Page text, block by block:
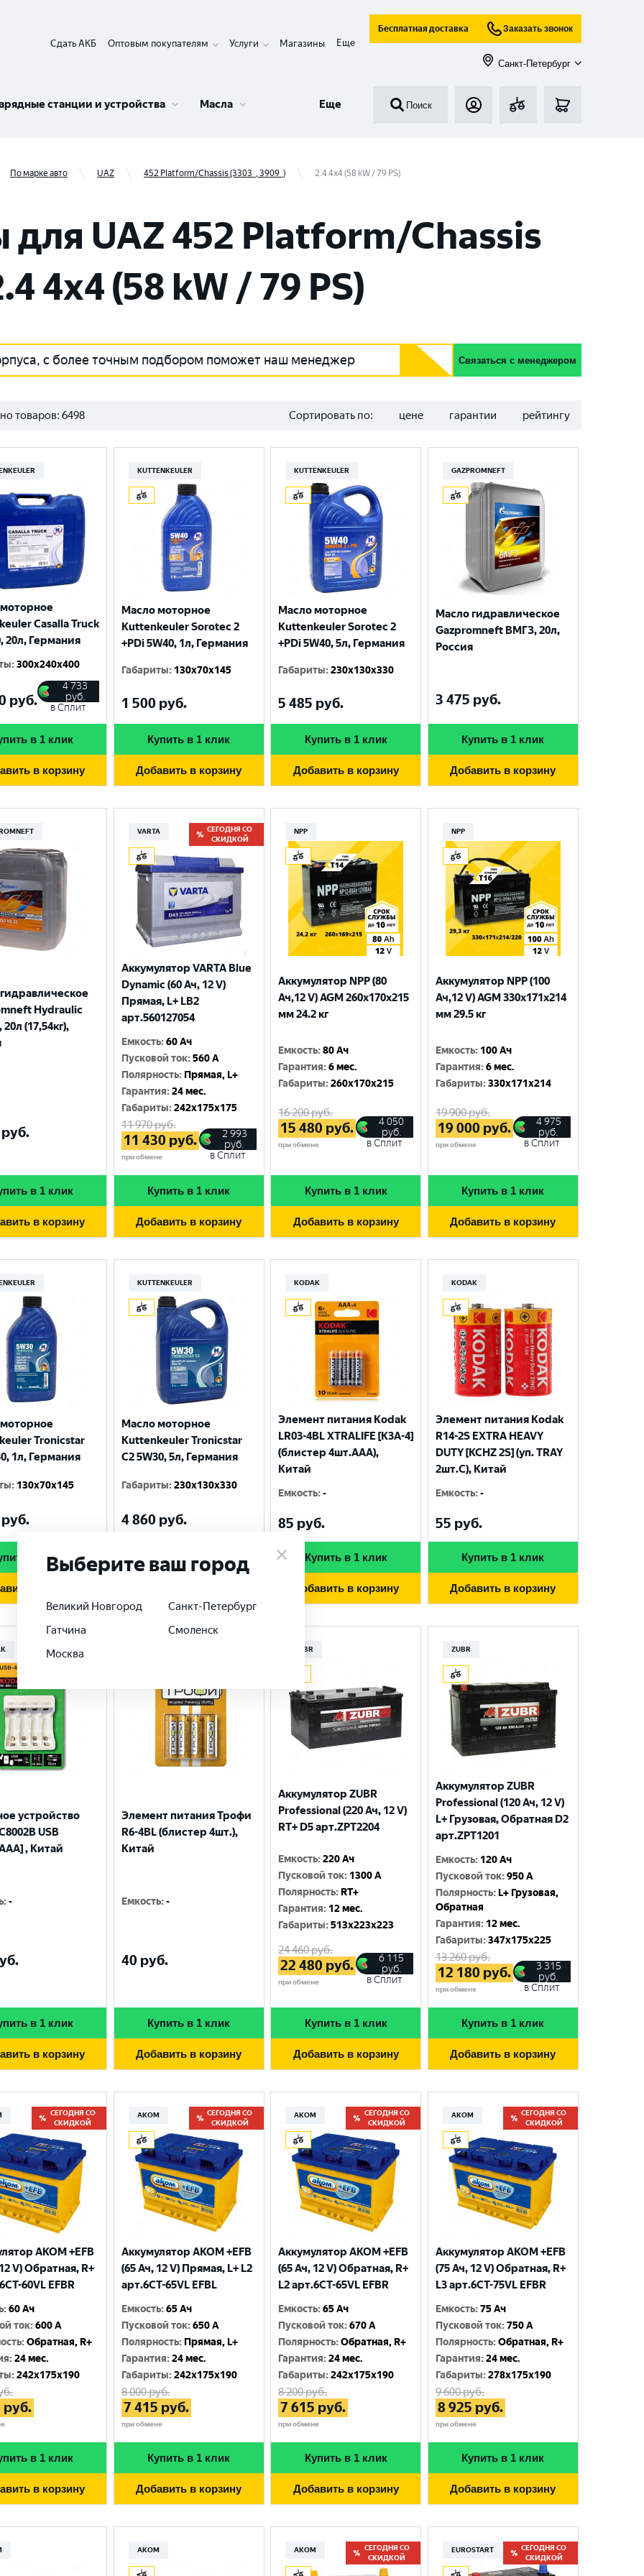
Сдать АКБ Оптовым покупателям Услуги Магазины Еще
Бесплатная доставка Заказать звонок
Санкт-Петербург
станции и устройства Масла Еще Поиск
По марке авто UAZ 452 Platform/Chassis (3303_, 3909_) 2.4 4x4 (58 kW / 79 PS)
UAZ 452 Platform/Chassis
4x4 (58 kW / 79 PS)
с более точным подбором поможет наш менеджер Связаться с менеджером
товаров: 6498 Сортировать по: цене гарантии рейтингу
Casalla Truck
20л, Германия
:300x240x400
руб.
4 733
руб.
в Сплит
в 1 клик
в корзину
KUTTENKEULER
Масло моторное
Kuttenkeuler Sorotec 2
+PDi 5W40, 1л, Германия
Габариты: 130x70x145
1 500 руб.
Купить в 1 клик
Добавить в корзину
KUTTENKEULER
Масло моторное
Kuttenkeuler Sorotec 2
+PDi 5W40, 5л, Германия
Габариты:230x130x330
5 485 руб.
Купить в 1 клик
Добавить в корзину
GAZPROMNEFT
Масло гидравлическое
Gazpromneft ВМГЗ, 20л,
Россия
3 475 руб.
Купить в 1 клик
Добавить в корзину
Hydraulic
20л (17,54кг),
руб.
в 1 клик
в корзину
VARTA
СЕГОДНЯ СО
СКИДКОЙ
Аккумулятор VARTA Blue
Dynamic (60 Ач, 12 V)
Прямая, L+ LB2
арт.560127054
Емкость:60 Ач
Пусковой ток:560 A
Полярность: Прямая, L+
Гарантия:24 мес.
Габариты:242x175x175
11 970руб.
11 430 руб.
при обмене
2 993
руб.
в Сплит
Купить в 1 клик
Добавить в корзину
NPP
Аккумулятор NPP (80
Ач,12 V) AGM 260x170x215
мм 24.2 кг
Емкость:80 Ач
Гарантия:6 мес.
Габариты:260x170x215
16 200руб.
15 480 руб.
при обмене
4 050
руб.
в Сплит
Купить в 1 клик
Добавить в корзину
NPP
Аккумулятор NPP (100
Ач,12 V) AGM 330x171x214
мм 29.5 кг
Емкость: 100 Ач
Гарантия:6 мес.
Габариты:330x171x214
19 900руб.
19 000 руб.
при обмене
4 975
руб.
в Сплит
Купить в 1 клик
Добавить в корзину
Tronicstar
1л, Германия
: 130x70x145
руб.
в 1 клик
в корзину
KUTTENKEULER
Масло моторное
Kuttenkeuler Tronicstar
C2 5W30, 5л, Германия
Габариты:230x130x330
4 860 руб.
KODAK
Элемент питания Kodak
LR03-4BL XTRALIFE [K3A-4]
(блистер 4шт.AАА),
Китай
Емкость:-
85 руб.
Купить в 1 клик
Добавить в корзину
KODAK
Элемент питания Kodak
R14-2S EXTRA HEAVY
DUTY [KCHZ 2S] (уп. TRAY
2шт.C), Китай
Емкость:-
55 руб.
Купить в 1 клик
Добавить в корзину
устройство
USB
, Китай
:-
в 1 клик
в корзину
Элемент питания Трофи
R6-4BL (блистер 4шт.),
Китай
Емкость:-
40 руб.
Купить в 1 клик
Добавить в корзину
ZUBR
Аккумулятор ZUBR
Professional (220 Ач, 12 V)
RT+ D5 арт.ZPT2204
Емкость:220 Ач
Пусковой ток: 1300 A
Полярность: RT+
Гарантия: 12 мес.
Габариты:513x223x223
24 460руб.
22 480 руб.
при обмене
6 115
руб.
в Сплит
Купить в 1 клик
Добавить в корзину
ZUBR
Аккумулятор ZUBR
Professional (120 Ач, 12 V)
L+ Грузовая, Обратная D2
арт.ZPT1201
Емкость: 120 Ач
Пусковой ток:950 A
Полярность: L+ Грузовая,
Обратная
Гарантия: 12 мес.
Габариты:347x175x225
13 260руб.
12 180 руб.
при обмене
3 315
руб.
в Сплит
Купить в 1 клик
Добавить в корзину
СЕГОДНЯ СО
СКИДКОЙ
AKOM +EFB
V) Обратная, R+
60VL EFBR
:60 Ач
ток:600 A
:Обратная, R+
:24 мес.
:242x175x190
руб.
в 1 клик
в корзину
АКОМ
СЕГОДНЯ СО
СКИДКОЙ
Аккумулятор AKOM +EFB
(65 Ач, 12 V) Прямая, L+ L2
арт.6СТ-65VL EFBL
Емкость:65 Ач
Пусковой ток:650 A
Полярность: Прямая, L+
Гарантия:24 мес.
Габариты:242x175x190
8 000руб.
7 415 руб.
при обмене
Купить в 1 клик
Добавить в корзину
АКОМ
СЕГОДНЯ СО
СКИДКОЙ
Аккумулятор AKOM +EFB
(65 Ач, 12 V) Обратная, R+
L2 арт.6CT-65VL EFBR
Емкость:65 Ач
Пусковой ток:670 A
Полярность:Обратная, R+
Гарантия:24 мес.
Габариты:242x175x190
8 200руб.
7 615 руб.
при обмене
Купить в 1 клик
Добавить в корзину
АКОМ
СЕГОДНЯ СО
СКИДКОЙ
Аккумулятор AKOM +EFB
(75 Ач, 12 V) Обратная, R+
L3 арт.6СТ-75VL EFBR
Емкость:75 Ач
Пусковой ток:750 A
Полярность:Обратная, R+
Гарантия:24 мес.
Габариты:278x175x190
9 600руб.
8 925 руб.
при обмене
Купить в 1 клик
Добавить в корзину
АКОМ АКОМ
СЕГОДНЯ СО
СКИДКОЙ
EUROSTART
СЕГОДНЯ СО
СКИДКОЙ
Выберите ваш город
Великий Новгород
Гатчина
Москва
Санкт-Петербург
Смоленск